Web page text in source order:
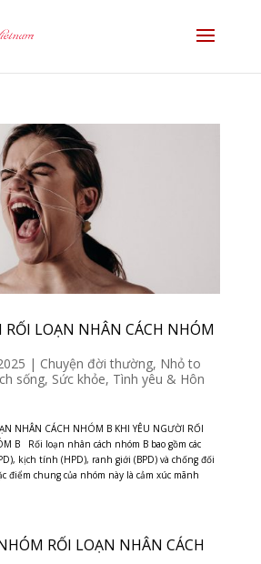
RỐI LOẠN NHÂN CÁCH NHÓM
| Chuyện đời thường, Nhỏ to
sống, Sức khỏe, Tình yêu & Hôn
NHÂN CÁCH NHÓM B KHI YÊU NGƯỜI RỐI
B Rối loạn nhân cách nhóm B bao gồm các
kịch tính (HPD), ranh giới (BPD) và chống đối
điểm chung của nhóm này là cảm xúc mãnh
RỐI LOẠN NHÂN CÁCH